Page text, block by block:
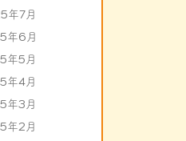
年7月
年6月
年5月
年4月
年3月
年2月